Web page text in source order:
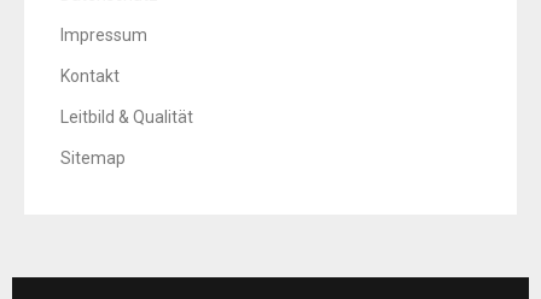
Impressum
Kontakt
Leitbild & Qualität
Sitemap